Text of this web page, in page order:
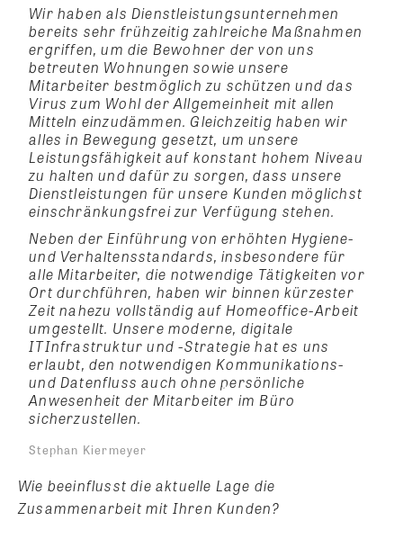
Wir haben als Dienstleistungsunternehmen
bereits sehr frühzeitig zahlreiche Maßnahmen
ergriffen, um die Bewohner der von uns
betreuten Wohnungen sowie unsere
Mitarbeiter bestmöglich zu schützen und das
Virus zum Wohl der Allgemeinheit mit allen
Mitteln einzudämmen. Gleichzeitig haben wir
alles in Bewegung gesetzt, um unsere
Leistungsfähigkeit auf konstant hohem Niveau
zu halten und dafür zu sorgen, dass unsere
Dienstleistungen für unsere Kunden möglichst
einschränkungsfrei zur Verfügung stehen.
Neben der Einführung von erhöhten Hygiene-
und Verhaltensstandards, insbesondere für
alle Mitarbeiter, die notwendige Tätigkeiten vor
Ort durchführen, haben wir binnen kürzester
Zeit nahezu vollständig auf Homeoffice-Arbeit
umgestellt. Unsere moderne, digitale
ITInfrastruktur und -Strategie hat es uns
erlaubt, den notwendigen Kommunikations-
und Datenfluss auch ohne persönliche
Anwesenheit der Mitarbeiter im Büro
sicherzustellen.
Stephan Kiermeyer
Wie beeinflusst die aktuelle Lage die
Zusammenarbeit mit Ihren Kunden?